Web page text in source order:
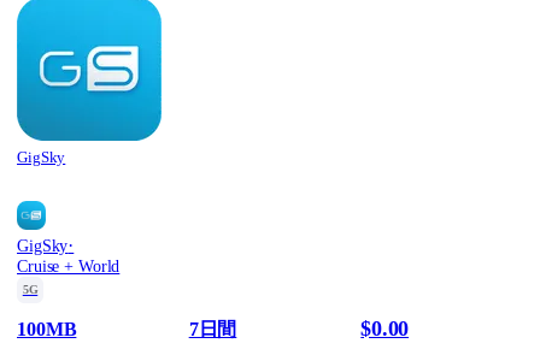
GigSky
GigSky·
Cruise + World
5G
100MB 7日間 $0.00